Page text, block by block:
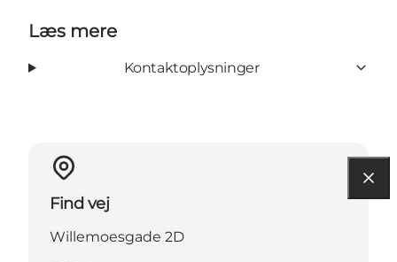
Læs mere
Kontaktoplysninger
Find vej
Willemoesgade 2D